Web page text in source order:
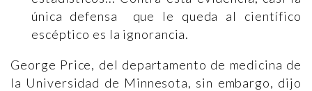
única defensa que le queda al científico
escéptico es la ignorancia.
George Price, del departamento de medicina de
la Universidad de Minnesota, sin embargo, dijo